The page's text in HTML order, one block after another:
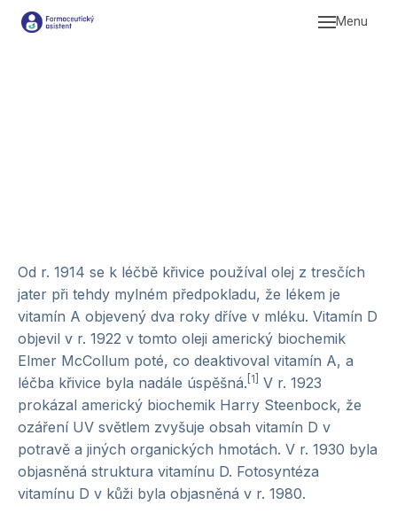
Menu
Od r. 1914 se k léčbě křivice používal olej z tresčích
jater při tehdy mylném předpokladu, že lékem je
vitamín A objevený dva roky dříve v mléku. Vitamín D
objevil v r. 1922 v tomto oleji americký biochemik
Elmer McCollum poté, co deaktivoval vitamín A, a
léčba křivice byla nadále úspěšná. [1]
V r. 1923
prokázal americký biochemik Harry Steenbock, že
ozáření UV světlem zvyšuje obsah vitamín D v
potravě a jiných organických hmotách. V r. 1930 byla
objasněná struktura vitamínu D. Fotosyntéza
vitamínu D v kůži byla objasněná v r. 1980.